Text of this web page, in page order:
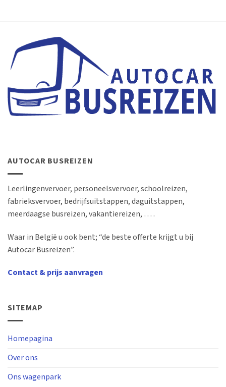
AUTOCAR BUSREIZEN
Leerlingenvervoer, personeelsvervoer, schoolreizen,
fabrieksvervoer, bedrijfsuitstappen, daguitstappen,
meerdaagse busreizen, vakantiereizen, … .
Waar in België u ook bent; “de beste offerte krijgt u bij
Autocar Busreizen”.
Contact & prijs aanvragen
SITEMAP
Homepagina
Over ons
Ons wagenpark